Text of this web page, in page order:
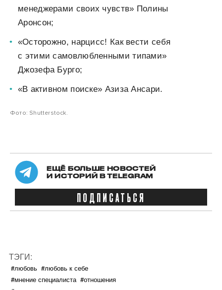
менеджерами своих чувств» Полины
Аронсон;
«Осторожно, нарцисс! Как вести себя
с этими самовлюбленными типами»
Джозефа Бурго;
«В активном поиске» Азиза Ансари.
Фото: Shutterstock.
ЕЩЁ БОЛЬШЕ НОВОСТЕЙ
И ИСТОРИЙ В TELEGRAM
ПОДПИСАТЬСЯ
ТЭГИ:
#любовь #любовь к себе
#мнение специалиста #отношения